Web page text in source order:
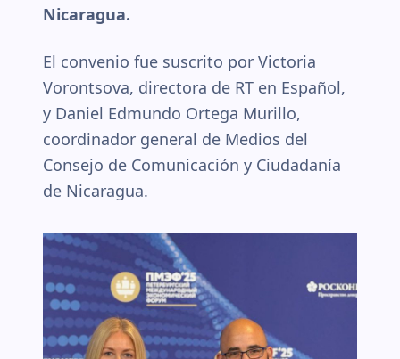
Nicaragua.
El convenio fue suscrito por Victoria
Vorontsova, directora de RT en Español,
y Daniel Edmundo Ortega Murillo,
coordinador general de Medios del
Consejo de Comunicación y Ciudadanía
de Nicaragua.